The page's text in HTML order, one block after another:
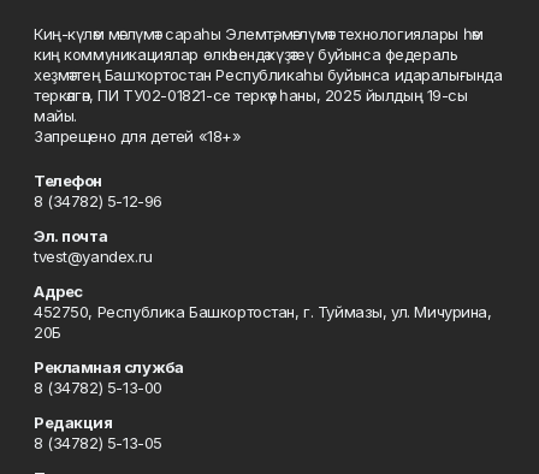
Киң-күләм мәғлүмәт сараһы Элемтә, мәғлүмәт технологиялары һәм
киң коммуникациялар өлкәһендә күҙәтеү буйынса федераль
хеҙмәттең Башҡортостан Республикаһы буйынса идаралығында
теркәлгән, ПИ ТУ02-01821-се теркәү һаны, 2025 йылдың 19-сы
майы.
Запрещено для детей «18+»
Телефон
8 (34782) 5-12-96
Эл. почта
tvest@yandex.ru
Адрес
452750, Республика Башкортостан, г. Туймазы, ул. Мичурина,
20Б
Рекламная служба
8 (34782) 5-13-00
Редакция
8 (34782) 5-13-05